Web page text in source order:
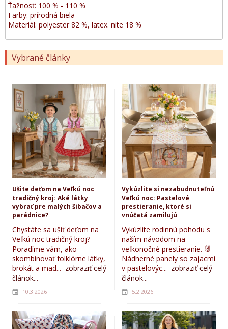
Ťažnosť: 100 % - 110 %
Farby: prírodná biela
Materiál: polyester 82 %, latex. nite 18 %
Vybrané články
Ušite deťom na Veľkú noc
tradičný kroj: Aké látky
vybrať pre malých šibačov a
parádnice?
Chystáte sa ušiť deťom na
Veľkú noc tradičný kroj?
Poradíme vám, ako
skombinovať folklórne látky,
brokát a mad... zobraziť celý
článok...
10.3.2026
Vykúzlite si nezabudnuteľnú
Veľkú noc: Pastelové
prestieranie, ktoré si
vnúčatá zamilujú
Vykúzlite rodinnú pohodu s
naším návodom na
veľkonočné prestieranie. 🐰
Nádherné panely so zajacmi
v pastelovýc... zobraziť celý
článok...
5.2.2026